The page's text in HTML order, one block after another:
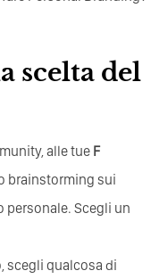
scelta del
alle tue F
brainstorming sui
Scegli un
scegli qualcosa di